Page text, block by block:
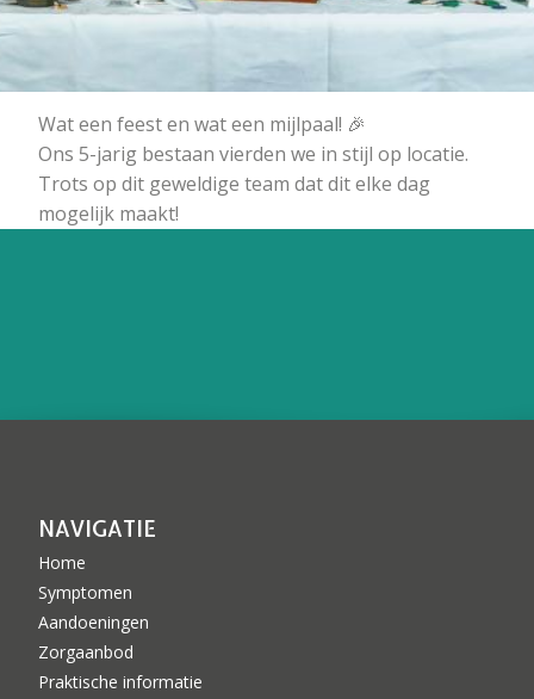
Wat een feest en wat een mijlpaal! 🎉
Ons 5-jarig bestaan vierden we in stijl op locatie.
Trots op dit geweldige team dat dit elke dag
mogelijk maakt!
NAVIGATIE
Home
Symptomen
Aandoeningen
Zorgaanbod
Praktische informatie